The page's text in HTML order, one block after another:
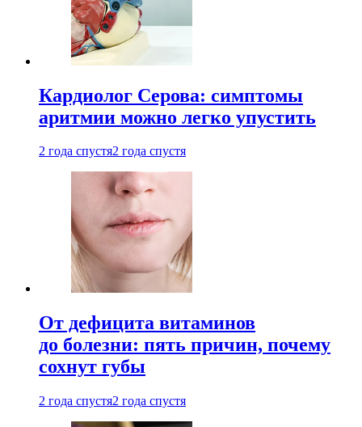
Кардиолог Серова: симптомы
аритмии можно легко упустить
2 года спустя2 года спустя
От дефицита витаминов
до болезни: пять причин, почему
сохнут губы
2 года спустя2 года спустя